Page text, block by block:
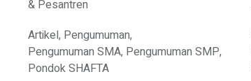
Artikel, Pengumuman,
Pengumuman SMA, Pengumuman SMP,
Pondok SHAFTA